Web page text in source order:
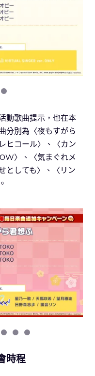
動歌曲提示，也在本
分別為〈夜もすがら
ヒコール〉、〈カン
〉、〈気まぐれメ
としても〉、〈リン
時程